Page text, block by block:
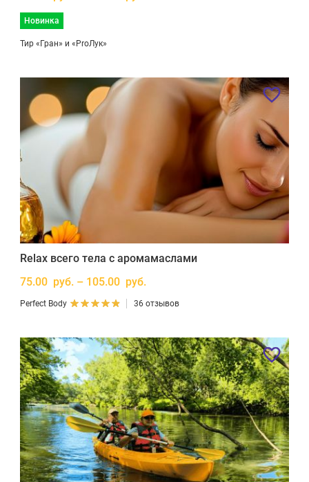
Новинка
Тир «Гран» и «ProЛук»
Relax всего тела с аромамаслами
75.00 руб. – 105.00 руб.
Perfect Body 36 отзывов